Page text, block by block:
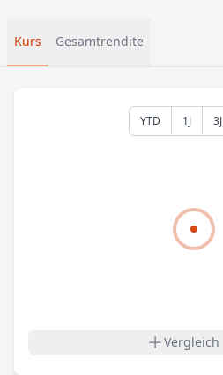
Kurs Gesamtrendite
YTD 1J 3J
Vergleich